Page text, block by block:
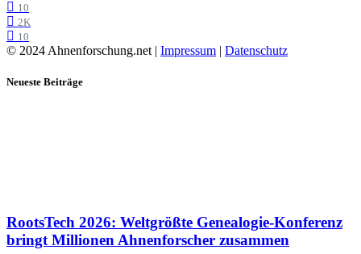
10
2K
10
© 2024 Ahnenforschung.net | Impressum | Datenschutz
Neueste Beiträge
RootsTech 2026: Weltgrößte Genealogie-Konferenz
bringt Millionen Ahnenforscher zusammen